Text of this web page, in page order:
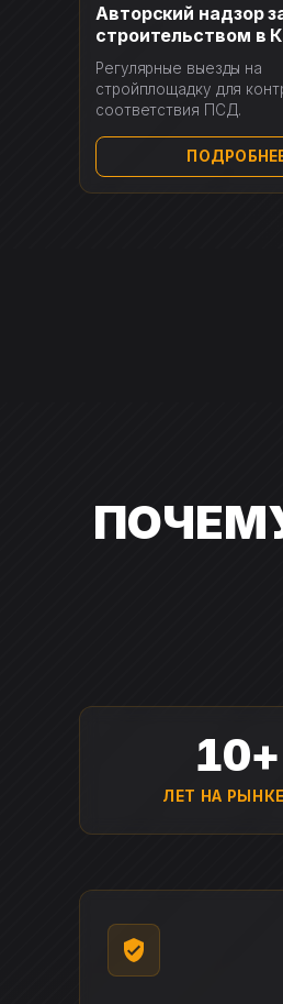
Авторский надзор
строительством в
Регулярные выезды на
стройплощадку для
соответствия ПСД.
10+
ЛЕТ НА